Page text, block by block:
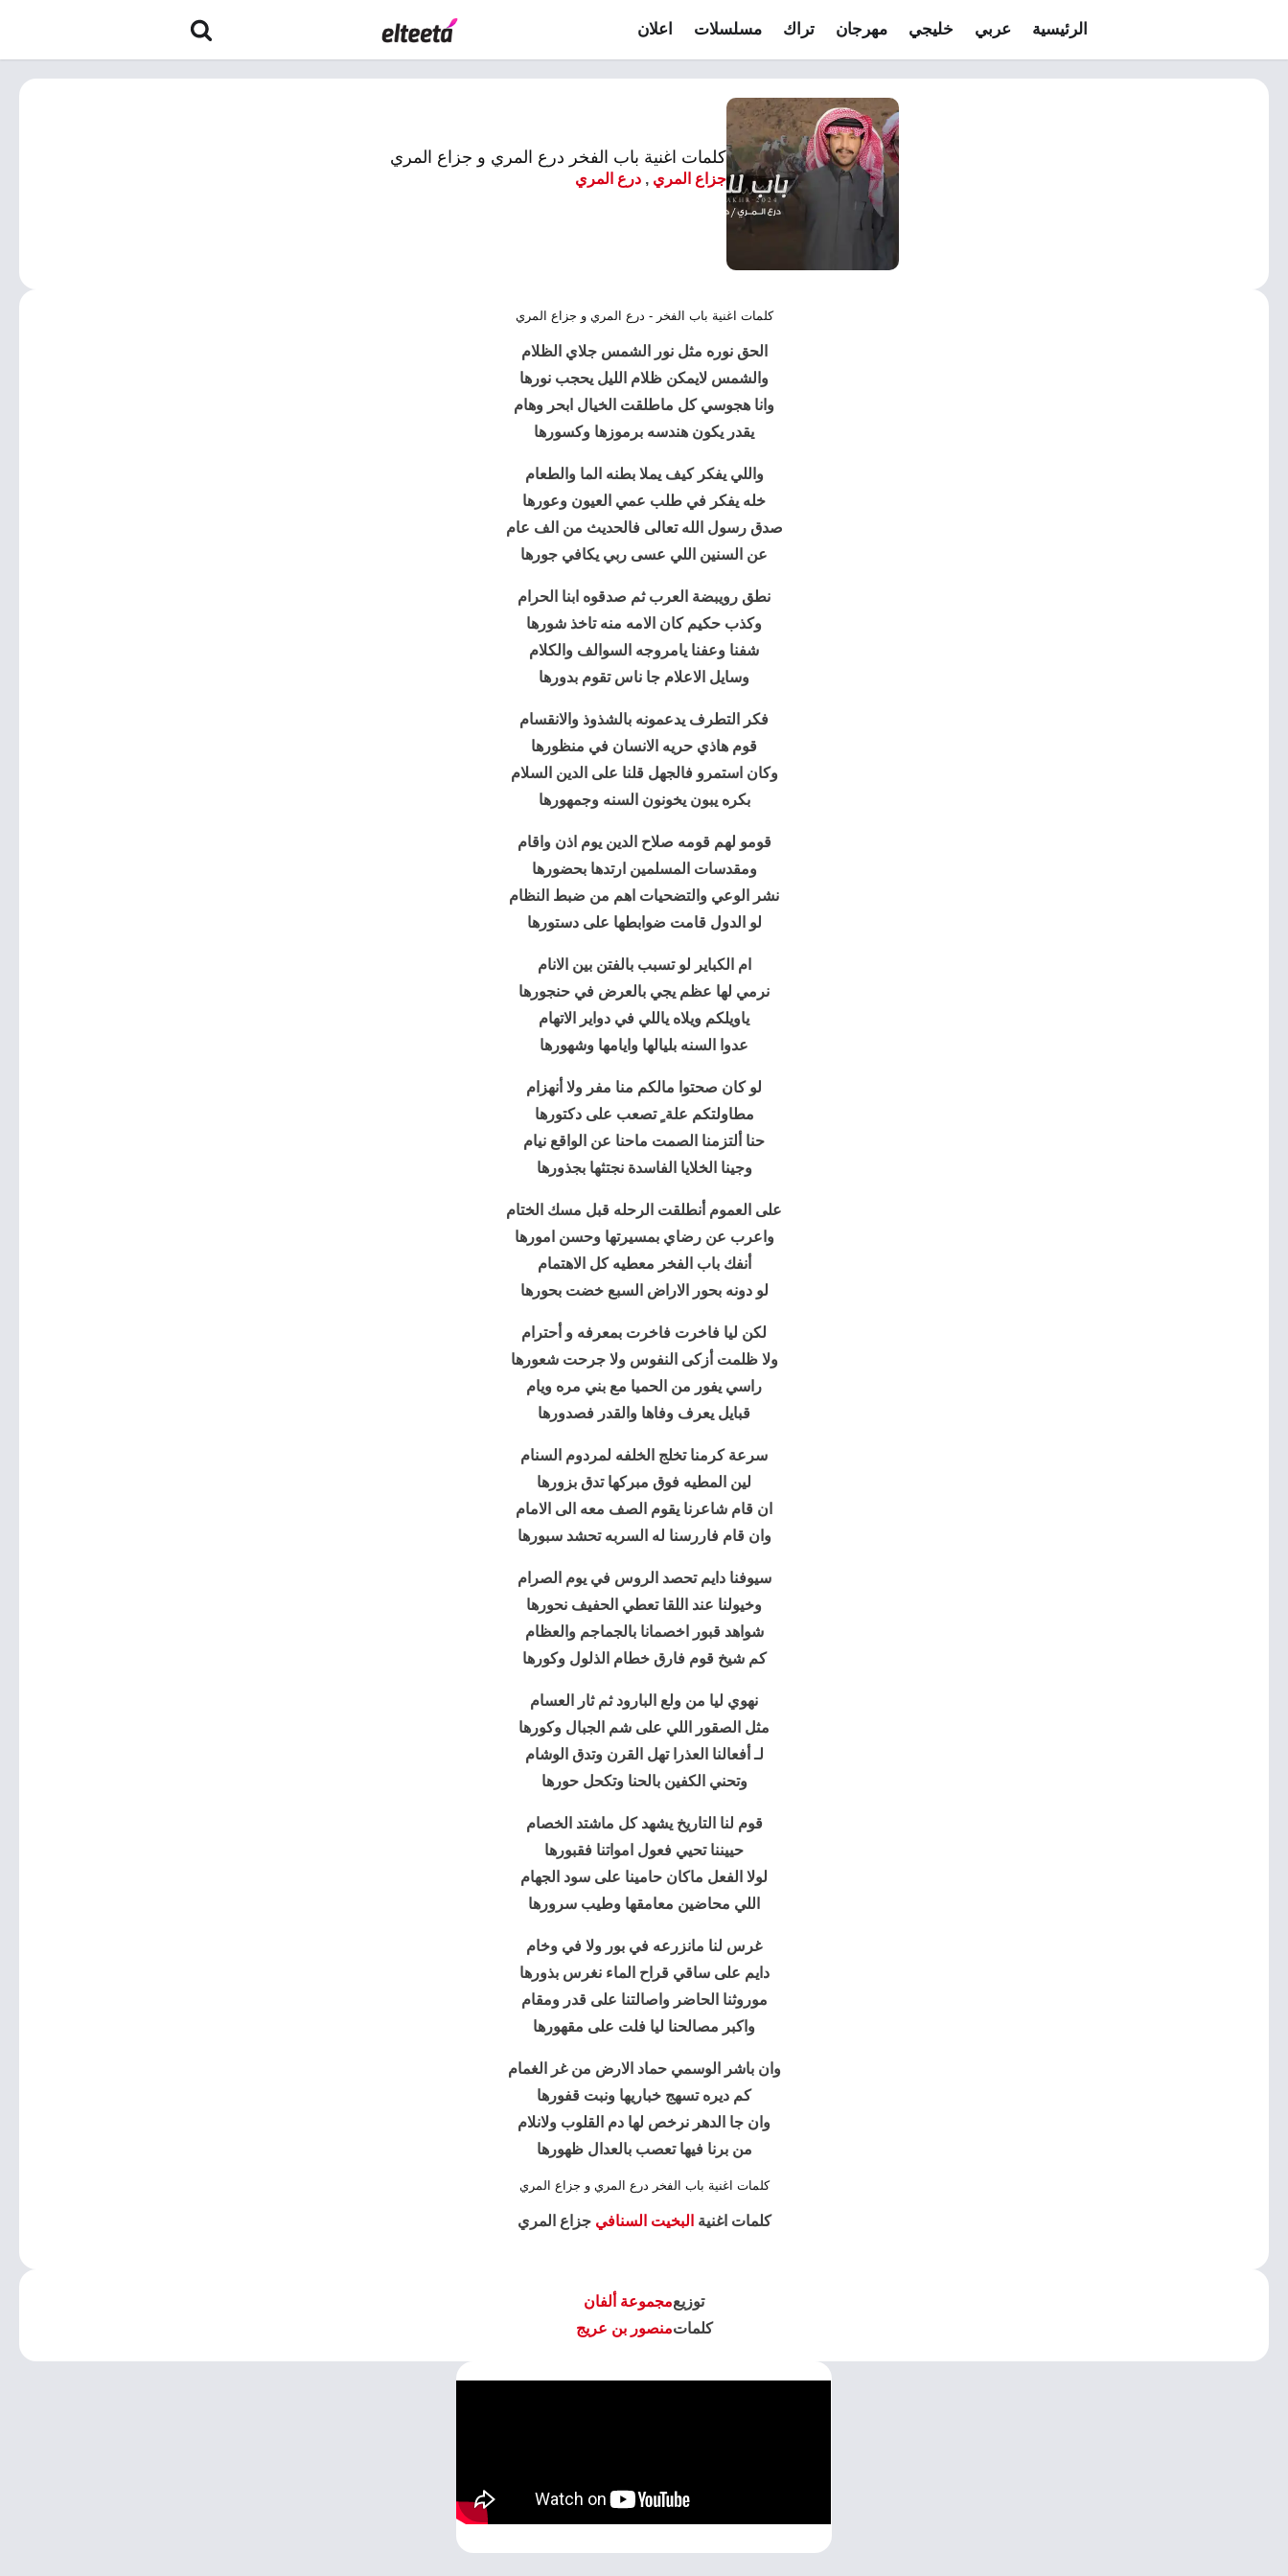
الرئيسية عربي خليجي مهرجان تراك مسلسلات اعلان
كلمات اغنية باب الفخر درع المري و جزاع المري
جزاع المري ,درع المري
كلمات اغنية باب الفخر - درع المري و جزاع المري
الحق نوره مثل نور الشمس جلاي الظلام
والشمس لايمكن ظلام الليل يحجب نورها
وانا هجوسي كل ماطلقت الخيال ابحر وهام
يقدر يكون هندسه برموزها وكسورها
واللي يفكر كيف يملا بطنه الما والطعام
خله يفكر في طلب عمي العيون وعورها
صدق رسول الله تعالى فالحديث من الف عام
عن السنين اللي عسى ربي يكافي جورها
نطق رويبضة العرب ثم صدقوه ابنا الحرام
وكذب حكيم كان الامه منه تاخذ شورها
شفنا وعفنا يامروجه السوالف والكلام
وسايل الاعلام جا ناس تقوم بدورها
فكر التطرف يدعمونه بالشذوذ والانقسام
قوم هاذي حريه الانسان في منظورها
وكان استمرو فالجهل قلنا على الدين السلام
بكره يبون يخونون السنه وجمهورها
قومو لهم قومه صلاح الدين يوم اذن واقام
ومقدسات المسلمين ارتدها بحضورها
نشر الوعي والتضحيات اهم من ضبط النظام
لو الدول قامت ضوابطها على دستورها
ام الكباير لو تسبب بالفتن بين الانام
نرمي لها عظم يجي بالعرض في حنجورها
ياويلكم ويلاه ياللي في دواير الاتهام
عدوا السنه بليالها وايامها وشهورها
لو كان صحتوا مالكم منا مفر ولا أنهزام
مطاولتكم علة ٍ تصعب على دكتورها
حنا ألتزمنا الصمت ماحنا عن الواقع نيام
وجينا الخلايا الفاسدة نجتثها بجذورها
على العموم أنطلقت الرحله قبل مسك الختام
واعرب عن رضاي بمسيرتها وحسن امورها
أنفك باب الفخر معطيه كل الاهتمام
لو دونه بحور الاراض السبع خضت بحورها
لكن ليا فاخرت فاخرت بمعرفه و أحترام
ولا ظلمت أزكى النفوس ولا جرحت شعورها
راسي يفور من الحميا مع بني مره ويام
قبايل يعرف وفاها والقدر فصدورها
سرعة كرمنا تخلج الخلفه لمردوم السنام
لين المطيه فوق مبركها تدق بزورها
ان قام شاعرنا يقوم الصف معه الى الامام
وان قام فاررسنا له السربه تحشد سبورها
سيوفنا دايم تحصد الروس في يوم الصرام
وخيولنا عند اللقا تعطي الحفيف نحورها
شواهد قبور اخصمانا بالجماجم والعظام
كم شيخ قوم فارق خطام الذلول وكورها
نهوي ليا من ولع البارود ثم ثار العسام
مثل الصقور اللي على شم الجبال وكورها
لـ أفعالنا العذرا تهل القرن وتدق الوشام
وتحني الكفين بالحنا وتكحل حورها
قوم لنا التاريخ يشهد كل ماشتد الخصام
حييننا تحيي فعول امواتنا فقبورها
لولا الفعل ماكان حامينا على سود الجهام
اللي محاضين معامقها وطيب سرورها
غرس لنا مانزرعه في بور ولا في وخام
دايم على ساقي قراح الماء نغرس بذورها
موروثنا الحاضر واصالتنا على قدر ومقام
واكبر مصالحنا ليا فلت على مقهورها
وان باشر الوسمي حماد الارض من غر الغمام
كم ديره تسهج خباريها ونبت قفورها
وان جا الدهر نرخص لها دم القلوب ولانلام
من برنا فيها تعصب بالعدال ظهورها
كلمات اغنية باب الفخر درع المري و جزاع المري
كلمات اغنية البخيت السنافي جزاع المري
توزيعمجموعة ألفان
كلماتمنصور بن عريج